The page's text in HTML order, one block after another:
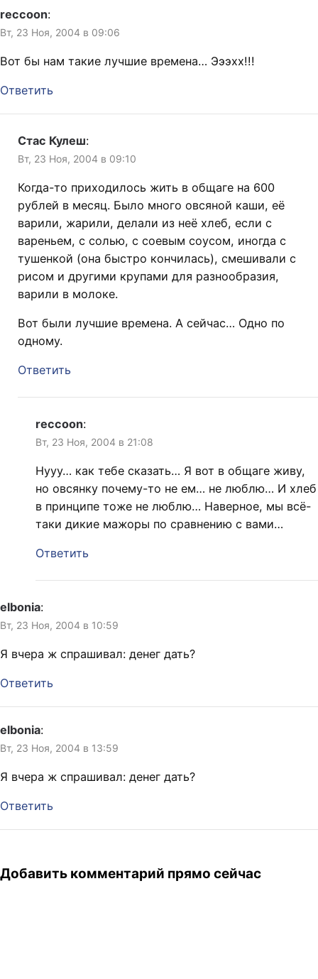
reccoon:
Вт, 23 Ноя, 2004 в 09:06
Вот бы нам такие лучшие времена… Эээхх!!!
Ответить
Стас Кулеш:
Вт, 23 Ноя, 2004 в 09:10
Когда-то приходилось жить в общаге на 600
рублей в месяц. Было много овсяной каши, её
варили, жарили, делали из неё хлеб, если с
вареньем, с солью, с соевым соусом, иногда с
тушенкой (она быстро кончилась), смешивали с
рисом и другими крупами для разнообразия,
варили в молоке.
Вот были лучшие времена. А сейчас… Одно по
одному.
Ответить
reccoon:
Вт, 23 Ноя, 2004 в 21:08
Нууу… как тебе сказать… Я вот в общаге живу,
но овсянку почему-то не ем… не люблю… И хлеб
в принципе тоже не люблю… Наверное, мы всё-
таки дикие мажоры по сравнению с вами…
Ответить
elbonia:
Вт, 23 Ноя, 2004 в 10:59
Я вчера ж спрашивал: денег дать?
Ответить
elbonia:
Вт, 23 Ноя, 2004 в 13:59
Я вчера ж спрашивал: денег дать?
Ответить
Добавить комментарий прямо сейчас